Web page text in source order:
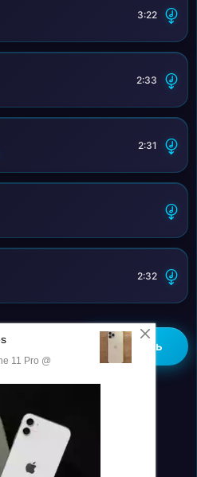
3:22
2:33
2:31
2:32
Добавить